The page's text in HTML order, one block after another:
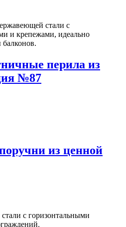
перила из
№87
из ценной